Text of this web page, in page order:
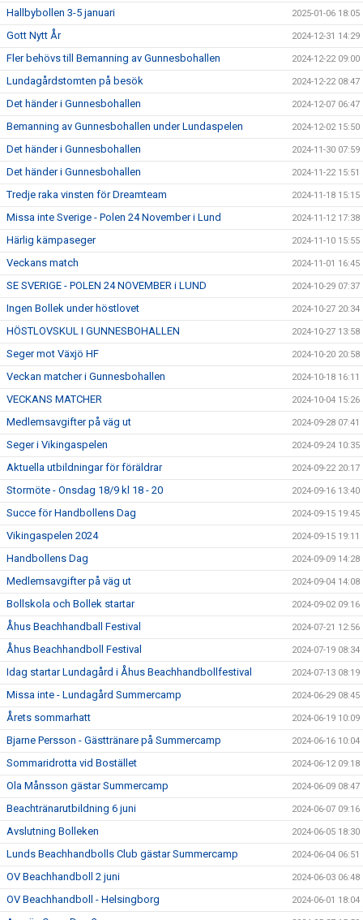
Hallbybollen 3-5 januari 2025-01-06 18:05
Gott Nytt År 2024-12-31 14:29
Fler behövs till Bemanning av Gunnesbohallen 2024-12-22 09:00
Lundagårdstomten på besök 2024-12-22 08:47
Det händer i Gunnesbohallen 2024-12-07 06:47
Bemanning av Gunnesbohallen under Lundaspelen 2024-12-02 15:50
Det händer i Gunnesbohallen 2024-11-30 07:59
Det händer i Gunnesbohallen 2024-11-22 15:51
Tredje raka vinsten för Dreamteam 2024-11-18 15:15
Missa inte Sverige - Polen 24 November i Lund 2024-11-12 17:38
Härlig kämpaseger 2024-11-10 15:55
Veckans match 2024-11-01 16:45
SE SVERIGE - POLEN 24 NOVEMBER i LUND 2024-10-29 07:37
Ingen Bollek under höstlovet 2024-10-27 20:34
HÖSTLOVSKUL I GUNNESBOHALLEN 2024-10-27 13:58
Seger mot Växjö HF 2024-10-20 20:58
Veckan matcher i Gunnesbohallen 2024-10-18 16:11
VECKANS MATCHER 2024-10-04 15:26
Medlemsavgifter på väg ut 2024-09-28 07:41
Seger i Vikingaspelen 2024-09-24 10:35
Aktuella utbildningar för föräldrar 2024-09-22 20:17
Stormöte - Onsdag 18/9 kl 18 - 20 2024-09-16 13:40
Succe för Handbollens Dag 2024-09-15 19:45
Vikingaspelen 2024 2024-09-15 19:11
Handbollens Dag 2024-09-09 14:28
Medlemsavgifter på väg ut 2024-09-04 14:08
Bollskola och Bollek startar 2024-09-02 09:16
Åhus Beachhandball Festival 2024-07-21 12:56
Åhus Beachhandboll Festival 2024-07-19 08:34
Idag startar Lundagård i Åhus Beachhandbollfestival 2024-07-13 08:19
Missa inte - Lundagård Summercamp 2024-06-29 08:45
Årets sommarhatt 2024-06-19 10:09
Bjarne Persson - Gästtränare på Summercamp 2024-06-16 10:04
Sommaridrotta vid Bostället 2024-06-12 09:18
Ola Månsson gästar Summercamp 2024-06-09 08:47
Beachtränarutbildning 6 juni 2024-06-07 09:16
Avslutning Bolleken 2024-06-05 18:30
Lunds Beachhandbolls Club gästar Summercamp 2024-06-04 06:51
OV Beachhandboll 2 juni 2024-06-03 06:48
OV Beachhandboll - Helsingborg 2024-06-01 18:04